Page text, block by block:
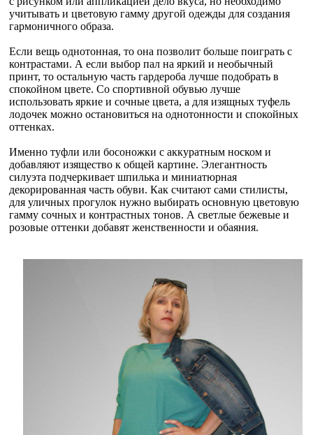
учитывать и цветовую гамму другой одежды для создания
гармоничного образа.
Если вещь однотонная, то она позволит больше поиграть с
контрастами. А если выбор пал на яркий и необычный
принт, то остальную часть гардероба лучше подобрать в
спокойном цвете. Со спортивной обувью лучше
использовать яркие и сочные цвета, а для изящных туфель
лодочек можно остановиться на однотонности и спокойных
оттенках.
Именно туфли или босоножки с аккуратным носком и
добавляют изящество к общей картине. Элегантность
силуэта подчеркивает шпилька и миниатюрная
декорированная часть обуви. Как считают сами стилисты,
для уличных прогулок нужно выбирать основную цветовую
гамму сочных и контрастных тонов. А светлые бежевые и
розовые оттенки добавят женственности и обаяния.